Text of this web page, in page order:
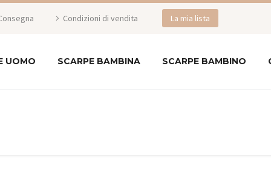
Condizioni di vendita La mia lista
UOMO SCARPE BAMBINA SCARPE BAMBINO